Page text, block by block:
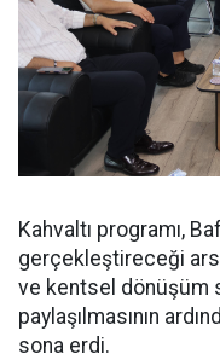
Kahvaltı programı,
gerçekleştireceği
ve kentsel dönüşüm
paylaşılmasının
sona erdi.